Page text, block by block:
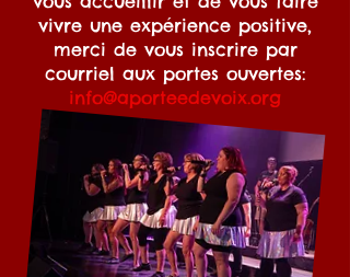
vivre une expérience positive,
merci de vous inscrire par
courriel aux portes ouvertes:
info@aporteedevoix.org